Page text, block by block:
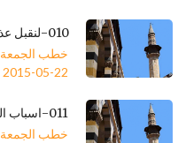
010-لنقبل عذر المعتذر
خطب الجمعة
2015-05-22
011-اسباب الهدايه
خطب الجمعة